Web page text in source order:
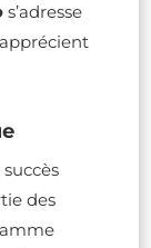
s’adresse
des